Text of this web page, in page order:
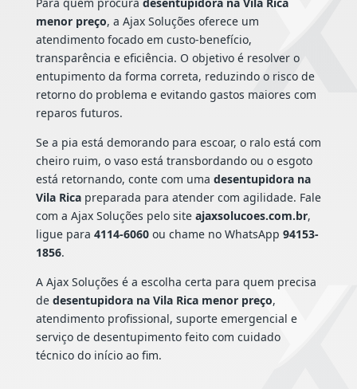
menor preço, a Ajax Soluções oferece um
atendimento focado em custo-benefício,
transparência e eficiência. O objetivo é resolver o
entupimento da forma correta, reduzindo o risco de
retorno do problema e evitando gastos maiores com
reparos futuros.
Se a pia está demorando para escoar, o ralo está com
cheiro ruim, o vaso está transbordando ou o esgoto
está retornando, conte com uma desentupidora na
Vila Ricapreparada para atender com agilidade. Fale
com a Ajax Soluções pelo site ajaxsolucoes.com.br,
ligue para 4114-6060ou chame no WhatsApp 94153-
1856.
A Ajax Soluções é a escolha certa para quem precisa
de desentupidora na Vila Rica menor preço,
atendimento profissional, suporte emergencial e
serviço de desentupimento feito com cuidado
técnico do início ao fim.